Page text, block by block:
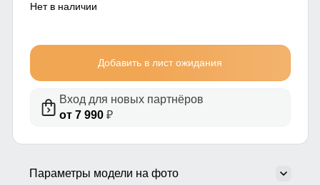
Нет в наличии
Добавить в лист ожидания
Вход для новых партнёров
от 7 990₽
Параметры модели на фото